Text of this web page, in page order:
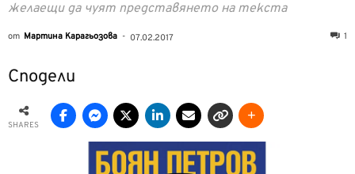
желаещи да чуят представянето на текста
от Мартина Карагьозова - 07.02.2017 1
Сподели
SHARES